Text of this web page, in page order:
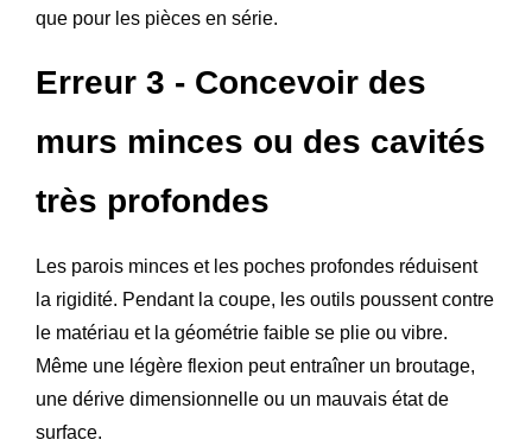
que pour les pièces en série.
Erreur 3 - Concevoir des
murs minces ou des cavités
très profondes
Les parois minces et les poches profondes réduisent
la rigidité. Pendant la coupe, les outils poussent contre
le matériau et la géométrie faible se plie ou vibre.
Même une légère flexion peut entraîner un broutage,
une dérive dimensionnelle ou un mauvais état de
surface.